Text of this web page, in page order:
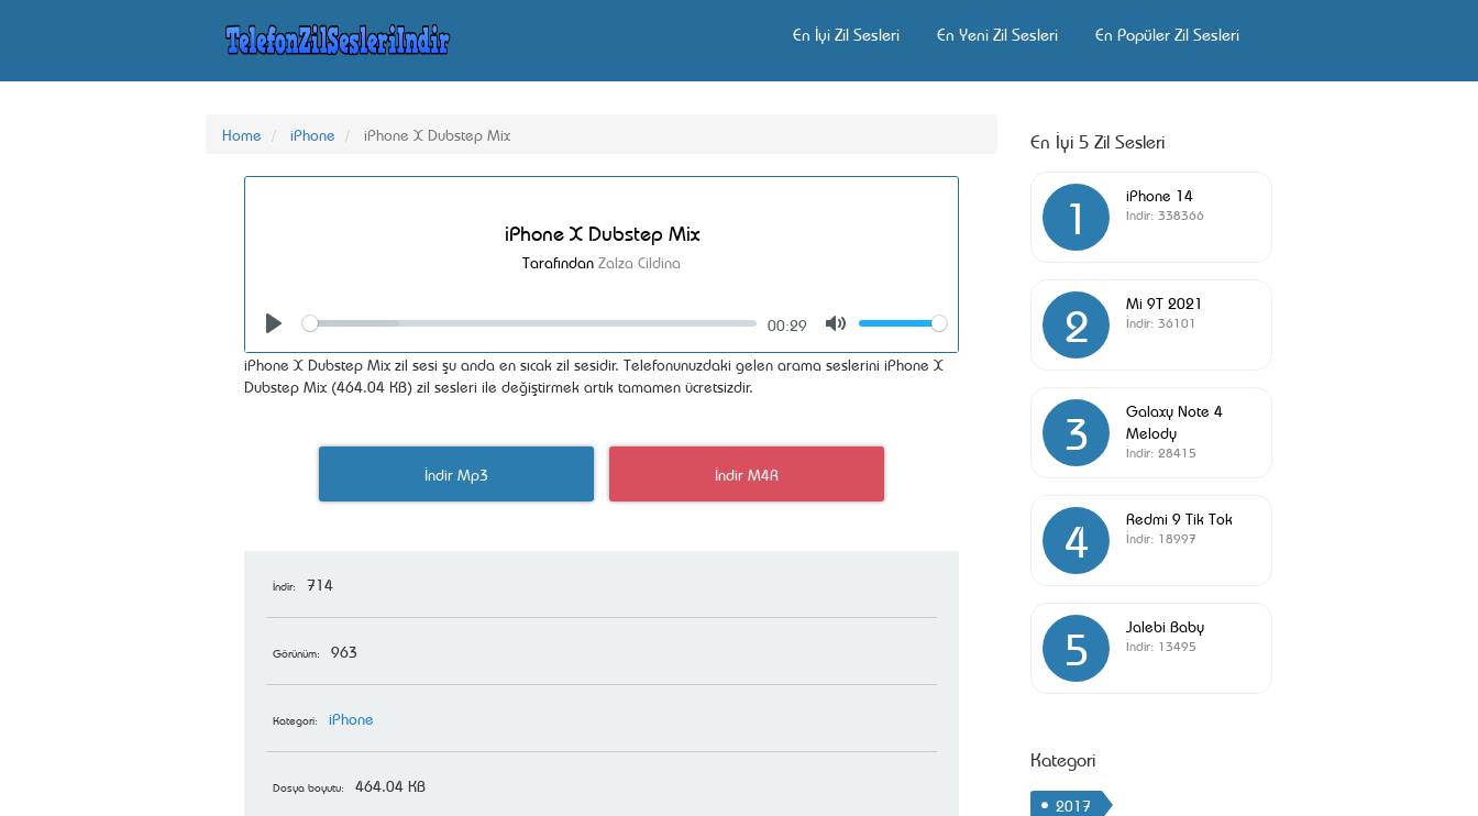
En İyi Zil Sesleri En Yeni Zil Sesleri En Popüler Zil Sesleri
Home iPhone iPhone X Dubstep Mix
iPhone X Dubstep Mix
Tarafından Zalza Cildina
Seek
00:29
Volume
iPhone X Dubstep Mix zil sesi şu anda en sıcak zil sesidir. Telefonunuzdaki gelen arama seslerini iPhone X
Dubstep Mix (464.04 KB) zil sesleri ile değiştirmek artık tamamen ücretsizdir.
İndir Mp3 İndir M4R
İndir: 714
Görünüm: 963
Kategori: iPhone
Dosya boyutu: 464.04 KB
En İyi 5 Zil Sesleri
1 iPhone 14
İndir: 338366
2 Mi 9T 2021
İndir: 36101
3
Galaxy Note 4
Melody
İndir: 28415
4 Redmi 9 Tik Tok
İndir: 18997
5 Jalebi Baby
İndir: 13495
Kategori
2017